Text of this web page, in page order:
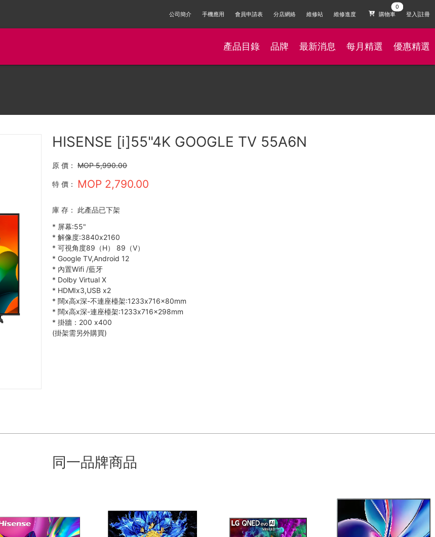
公司簡介 手機應用 會員申請表 分店網絡 維修站 維修進度 購物車 登入|註冊
產品目錄 品牌 最新消息 每月精選 優惠精選
HISENSE [i]55"4K GOOGLE TV 55A6N
原 價： MOP 5,990.00
特 價： MOP 2,790.00
庫 存：
此產品已下架
* 屏幕:55"
* 解像度:3840x2160
* 可視角度89（H） 89（V）
* Google TV,Android 12
* 內置Wifi /藍牙
* Dolby Virtual X
* HDMIx3,USB x2
* 闊x高x深-不連座檯架:1233x716x80mm
* 闊x高x深-連座檯架:1233x716x298mm
* 掛牆：200 x400
(掛架需另外購買)
同一品牌商品